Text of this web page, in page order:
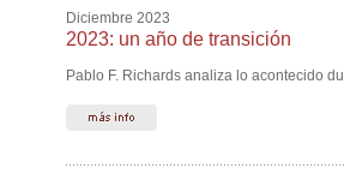
Diciembre 2023
2023: un año de transición
Pablo F. Richards analiza lo acontecido